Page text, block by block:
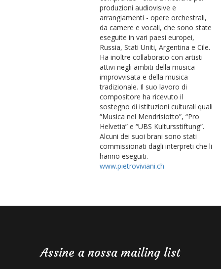
produzioni audiovisive e
arrangiamenti - opere orchestrali,
da camere e vocali, che sono state
eseguite in vari paesi europei,
Russia, Stati Uniti, Argentina e Cile.
Ha inoltre collaborato con artisti
attivi negli ambiti della musica
improvvisata e della musica
tradizionale. Il suo lavoro di
compositore ha ricevuto il
sostegno di istituzioni culturali quali
“Musica nel Mendrisiotto”, “Pro
Helvetia” e “UBS Kultursstiftung”.
Alcuni dei suoi brani sono stati
commissionati dagli interpreti che li
hanno eseguiti.
www.pietroviviani.ch
Assine a nossa mailing list